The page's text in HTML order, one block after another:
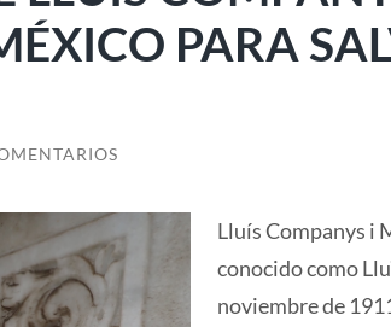
PARA
Lluís Companys i
conocido como
noviembre de